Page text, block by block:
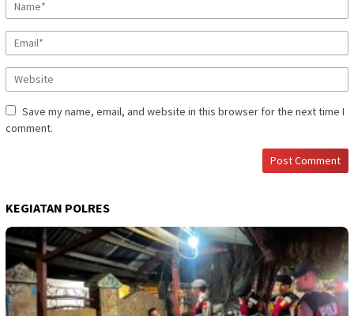
Save my name, email, and website in this browser for the next time I
comment.
KEGIATAN POLRES